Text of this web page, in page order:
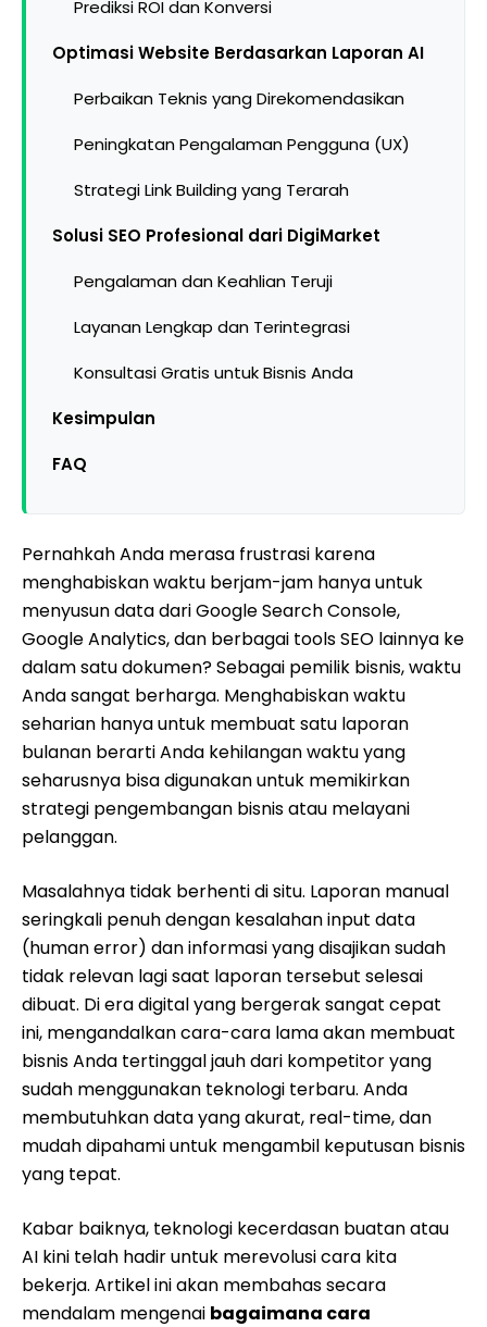
Prediksi ROI dan Konversi
Optimasi Website Berdasarkan Laporan AI
Perbaikan Teknis yang Direkomendasikan
Peningkatan Pengalaman Pengguna (UX)
Strategi Link Building yang Terarah
Solusi SEO Profesional dari DigiMarket
Pengalaman dan Keahlian Teruji
Layanan Lengkap dan Terintegrasi
Konsultasi Gratis untuk Bisnis Anda
Kesimpulan
FAQ
Pernahkah Anda merasa frustrasi karena
menghabiskan waktu berjam-jam hanya untuk
menyusun data dari Google Search Console,
Google Analytics, dan berbagai tools SEO lainnya ke
dalam satu dokumen? Sebagai pemilik bisnis, waktu
Anda sangat berharga. Menghabiskan waktu
seharian hanya untuk membuat satu laporan
bulanan berarti Anda kehilangan waktu yang
seharusnya bisa digunakan untuk memikirkan
strategi pengembangan bisnis atau melayani
pelanggan.
Masalahnya tidak berhenti di situ. Laporan manual
seringkali penuh dengan kesalahan input data
(human error) dan informasi yang disajikan sudah
tidak relevan lagi saat laporan tersebut selesai
dibuat. Di era digital yang bergerak sangat cepat
ini, mengandalkan cara-cara lama akan membuat
bisnis Anda tertinggal jauh dari kompetitor yang
sudah menggunakan teknologi terbaru. Anda
membutuhkan data yang akurat, real-time, dan
mudah dipahami untuk mengambil keputusan bisnis
yang tepat.
Kabar baiknya, teknologi kecerdasan buatan atau
AI kini telah hadir untuk merevolusi cara kita
bekerja. Artikel ini akan membahas secara
mendalam mengenai bagaimana cara